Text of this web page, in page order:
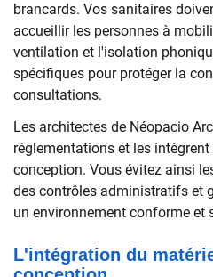
brancards. Vos sanitaires
accueillir les personnes à
ventilation et l'isolation
spécifiques pour protéger la
consultations.
Les architectes de Néopacio
réglementations et les
conception. Vous évitez ainsi
des contrôles administratifs et
un environnement conforme et
L'intégration du